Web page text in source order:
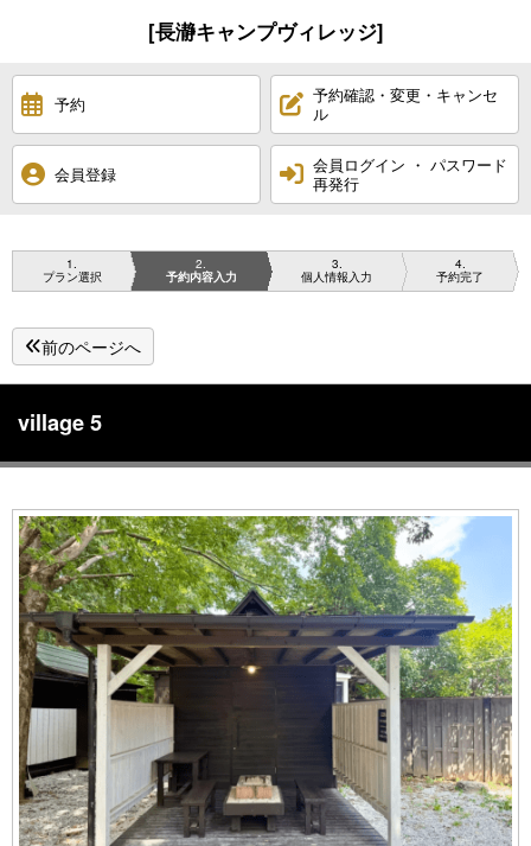
[長瀞キャンプヴィレッジ]
予約
予約確認・変更・キャンセ
ル
会員登録
会員ログイン ・ パスワード
再発行
1
プラン選択
2
予約内容入力
3
個人情報入力
4
予約完了
前のページへ
village 5